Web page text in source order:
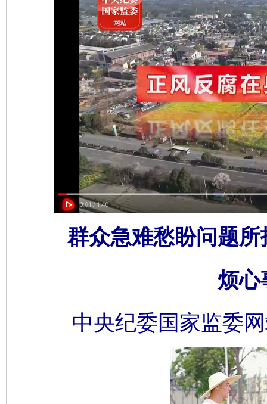
群众急难愁盼问题
烦心
中央纪委国家监委